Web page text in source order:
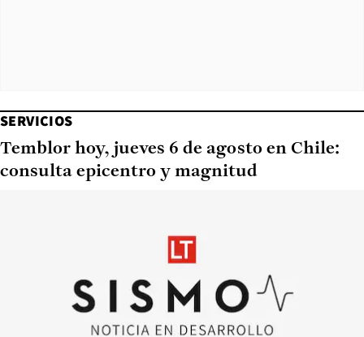
SERVICIOS
Temblor hoy, jueves 6 de agosto en Chile:
consulta epicentro y magnitud